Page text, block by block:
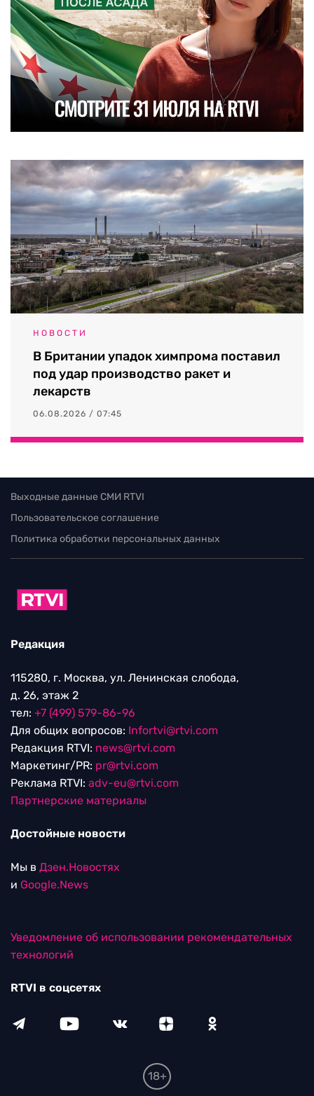
НОВОСТИ
В Британии упадок химпрома поставил
под удар производство ракет и
лекарств
06.08.2026 / 07:45
Выходные данные СМИ RTVI
Пользовательское соглашение
Политика обработки персональных данных
Редакция
115280, г. Москва, ул. Ленинская слобода,
д. 26, этаж 2
тел: +7 (499) 579-86-96
Для общих вопросов: Infortvi@rtvi.com
Редакция RTVI: news@rtvi.com
Маркетинг/PR: pr@rtvi.com
Реклама RTVI: adv-eu@rtvi.com
Партнерские материалы
Достойные новости
Мы в Дзен.Новостях
и Google.News
Уведомление об использовании рекомендательных
технологий
RTVI в соцсетях
18+